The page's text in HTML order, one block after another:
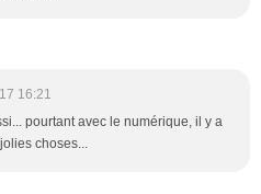
16:21
pourtant avec le numérique, il y a
choses...